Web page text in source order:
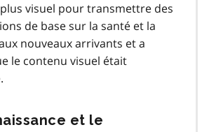
visuel pour transmettre des
de base sur la santé et la
nouveaux arrivants et a
le contenu visuel était
et le